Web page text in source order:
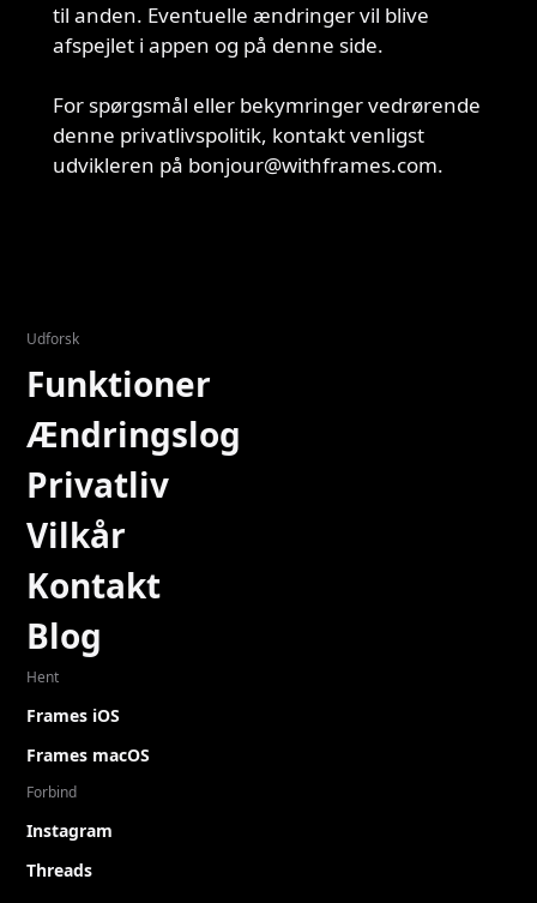
Ændringer
denne
politik
til anden. Eventuelle ændringer vil blive
afspejlet i appen og på denne side.
Kontakt
For spørgsmål eller bekymringer vedrørende
denne privatlivspolitik, kontakt venligst
udvikleren på bonjour@withframes.com.
Udforsk
Funktioner
Ændringslog
Privatliv
Vilkår
Kontakt
Blog
Hent
Frames iOS
Frames macOS
Forbind
Instagram
Threads